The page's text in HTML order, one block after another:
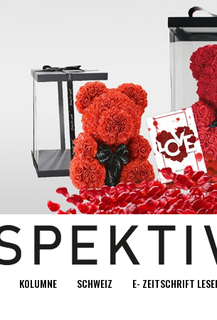
KOLUMNE SCHWEIZ E- ZEITSCHRIFT